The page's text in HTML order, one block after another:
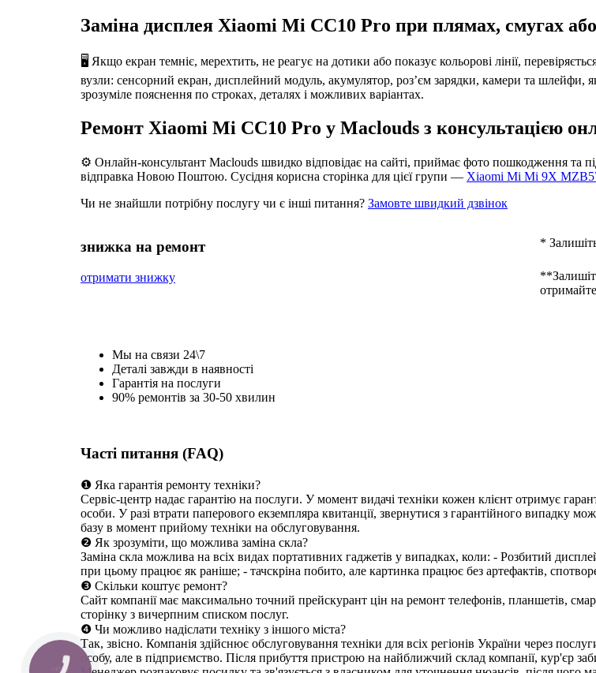
Заміна дисплея Xiaomi Mi CC10 Pro при плямах, смугах
🖥️ Якщо екран темніє, мерехтить, не реагує на дотики або показує кольорові лінії,
вузли: сенсорний екран, дисплейний модуль, акумулятор, роз’єм зарядки, камери та шлейфи,
зрозуміле пояснення по строках, деталях і можливих варіантах.
Ремонт Xiaomi Mi CC10 Pro у Maclouds з консультацією
⚙️ Онлайн-консультант Maclouds швидко відповідає на сайті, приймає фото пошкодження та
відправка Новою Поштою. Сусідня корисна сторінка для цієї групи — Xiaomi Mi Mi 9X
Чи не знайшли потрібну послугу чи є інші питання? Замовте швидкий дзвінок
знижка на ремонт
отримати знижку
*
Мы на связи 24\7
Деталі завжди в наявності
Гарантія на послуги
90% ремонтів за 30-50 хвилин
Часті питання (FAQ)
❶ Яка гарантія ремонту техніки?
Сервіс-центр надає гарантію на послуги. У момент видачі техніки кожен клієнт отримує
особи. У разі втрати паперового екземпляра квитанції, звернутися з гарантійного випадку
базу в момент прийому техніки на обслуговування.
❷ Як зрозуміти, що можлива заміна скла?
Заміна скла можлива на всіх видах портативних гаджетів у випадках, коли: - Розбитий
при цьому працює як раніше; - тачскріна побито, але картинка працює без артефактів,
❸ Скільки коштує ремонт?
Сайт компанії має максимально точний прейскурант цін на ремонт телефонів, планшетів,
сторінку з вичерпним списком послуг.
❹ Чи можливо надіслати техніку з іншого міста?
Так, звісно. Компанія здійснює обслуговування техніки для всіх регіонів України через
особу, але в підприємство. Після прибуття пристрою на найближчий склад компанії, кур'єр
КНОПКА